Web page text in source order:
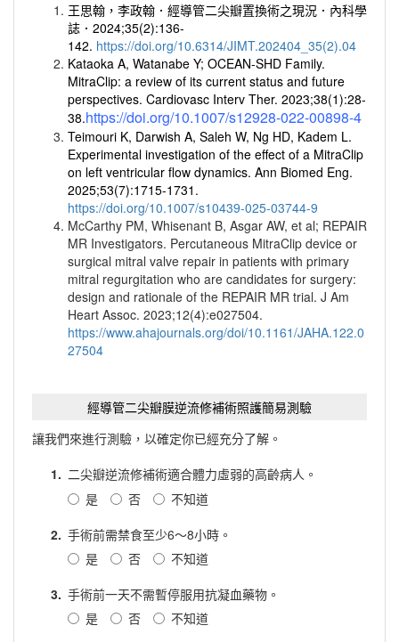
王思翰，李政翰．經導管二尖瓣置換術之現況．內科學
誌．2024;35(2):136-
142. https://doi.org/10.6314/JIMT.202404_35(2).04
Kataoka A, Watanabe Y; OCEAN-SHD Family.
MitraClip: a review of its current status and future
perspectives. Cardiovasc Interv Ther. 2023;38(1):28-
38.https://doi.org/10.1007/s12928-022-00898-4
Teimouri K, Darwish A, Saleh W, Ng HD, Kadem L.
Experimental investigation of the effect of a MitraClip
on left ventricular flow dynamics. Ann Biomed Eng.
2025;53(7):1715-1731.
https://doi.org/10.1007/s10439-025-03744-9
McCarthy PM, Whisenant B, Asgar AW, et al; REPAIR
MR Investigators. Percutaneous MitraClip device or
surgical mitral valve repair in patients with primary
mitral regurgitation who are candidates for surgery:
design and rationale of the REPAIR MR trial. J Am
Heart Assoc. 2023;12(4):e027504.
https://www.ahajournals.org/doi/10.1161/JAHA.122.0
27504
經導管二尖瓣膜逆流修補術照護簡易測驗
讓我們來進行測驗，以確定你已經充分了解。
1. 二尖瓣逆流修補術適合體力虛弱的高齡病人。
是
否
不知道
2. 手術前需禁食至少6～8小時。
是
否
不知道
3. 手術前一天不需暫停服用抗凝血藥物。
是
否
不知道